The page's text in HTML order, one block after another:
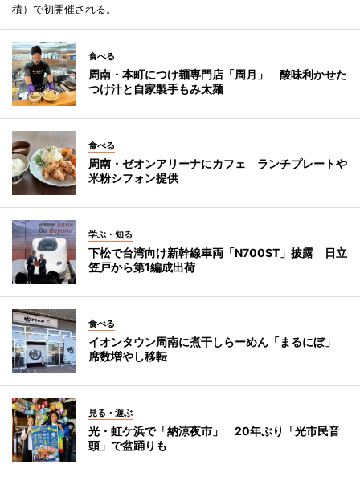
積）で初開催される。
食べる
周南・本町につけ麺専門店「周月」 酸味利かせた
つけ汁と自家製手もみ太麺
食べる
周南・ゼオンアリーナにカフェ ランチプレートや
米粉シフォン提供
学ぶ・知る
下松で台湾向け新幹線車両「N700ST」披露 日立
笠戸から第1編成出荷
食べる
イオンタウン周南に煮干しらーめん「まるにぼ」
席数増やし移転
見る・遊ぶ
光・虹ケ浜で「納涼夜市」 20年ぶり「光市民音
頭」で盆踊りも